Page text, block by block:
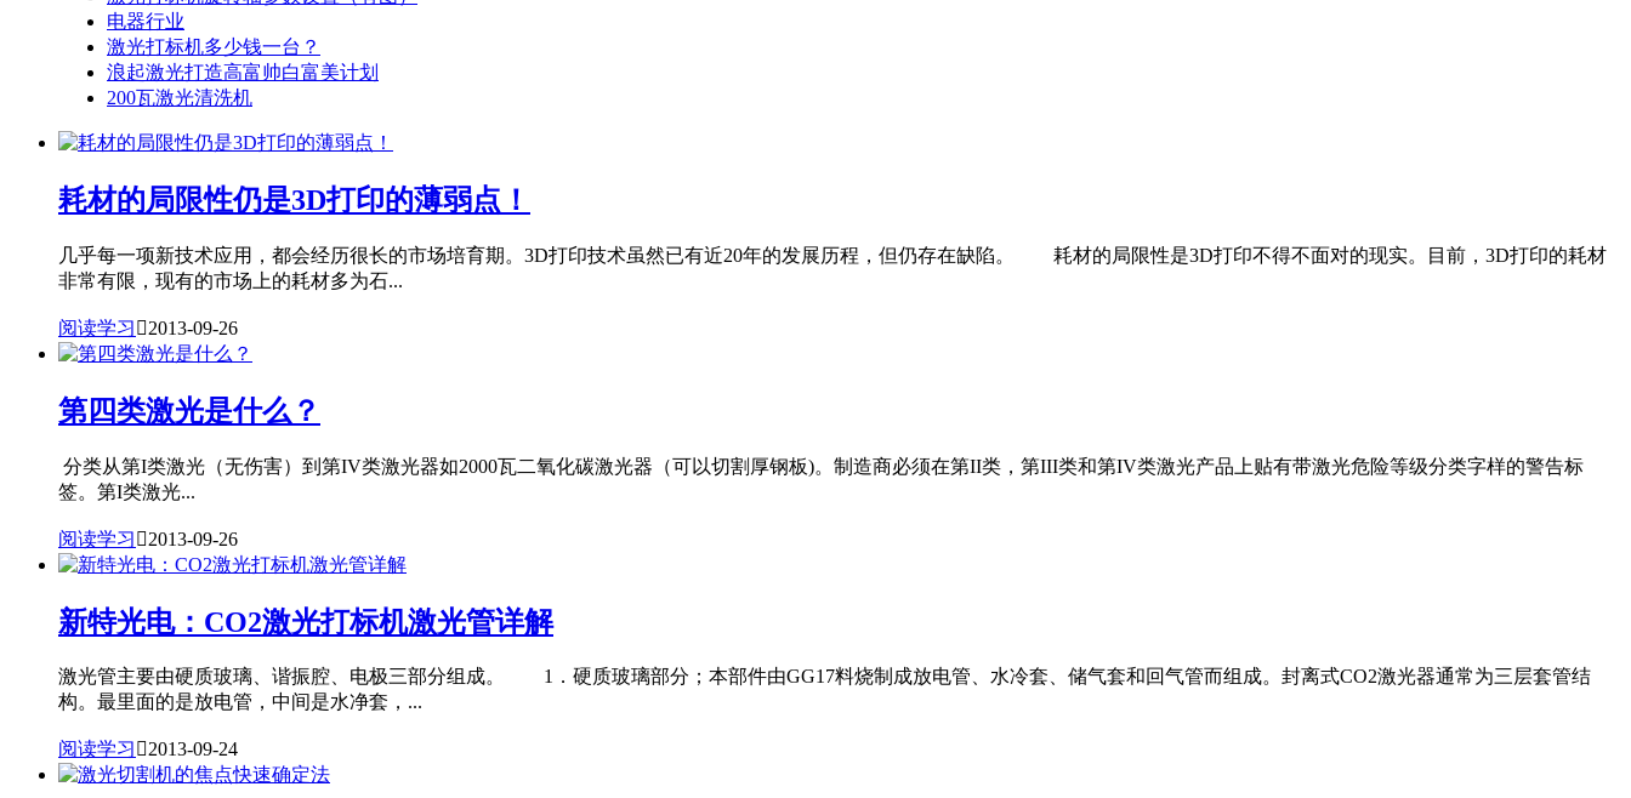
电器行业
激光打标机多少钱一台？
浪起激光打造高富帅白富美计划
200瓦激光清洗机
耗材的局限性仍是3D打印的薄弱点！
几乎每一项新技术应用，都会经历很长的市场培育期。3D打印技术虽然已有近20年的发展历程，但仍存在缺陷。 耗材的局限性是3D打印不得不面对的现实。目前，3D打印的耗材
非常有限，现有的市场上的耗材多为石...
阅读学习 2013-09-26
第四类激光是什么？
分类从第I类激光（无伤害）到第IV类激光器如2000瓦二氧化碳激光器（可以切割厚钢板)。制造商必须在第II类，第III类和第IV类激光产品上贴有带激光危险等级分类字样的警告标
签。第I类激光...
阅读学习 2013-09-26
新特光电：CO2激光打标机激光管详解
激光管主要由硬质玻璃、谐振腔、电极三部分组成。 1．硬质玻璃部分；本部件由GG17料烧制成放电管、水冷套、储气套和回气管而组成。封离式CO2激光器通常为三层套管结
构。最里面的是放电管，中间是水净套，...
阅读学习 2013-09-24